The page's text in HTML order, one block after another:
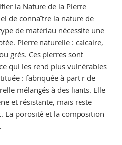
la Nature de la Pierre
de connaître la nature de
de matériau nécessite une
Pierre naturelle : calcaire,
grès. Ces pierres sont
qui les rend plus vulnérables
: fabriquée à partir de
mélangés à des liants. Elle
et résistante, mais reste
La porosité et la composition